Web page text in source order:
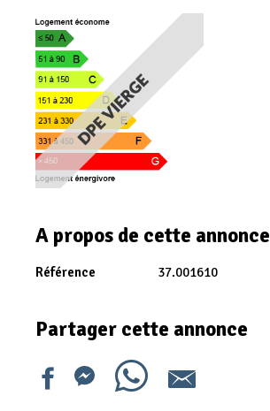
A propos de cette annonce
Référence 37.001610
Partager cette annonce